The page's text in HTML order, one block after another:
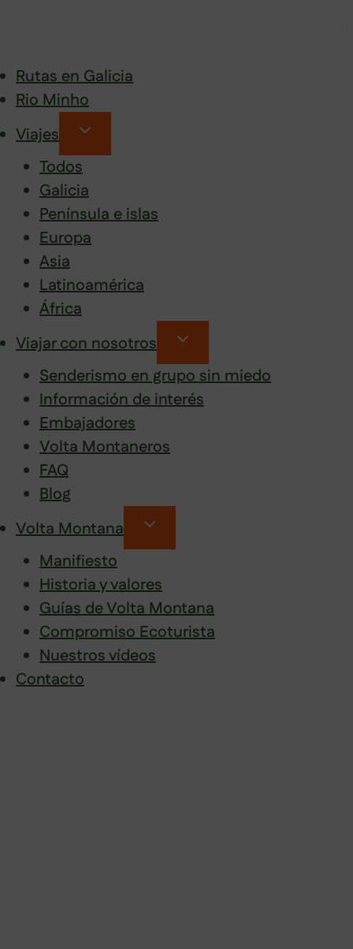
Rutas en Galicia
Rio Minho
Viajes
Todos
Galicia
Península e islas
Europa
Asia
Latinoamérica
África
Viajar con nosotros
Senderismo en grupo sin miedo
Información de interés
Embajadores
Volta Montaneros
FAQ
Blog
Volta Montana
Manifiesto
Historia y valores
Guías de Volta Montana
Compromiso Ecoturista
Nuestros vídeos
Contacto